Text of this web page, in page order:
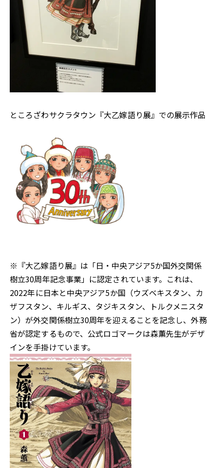
ところざわサクラタウン『大乙嫁語り展』での展示作品
※『大乙嫁語り展』は「日・中央アジア5か国外交関係
樹立30周年記念事業」に認定されています。これは、
2022年に日本と中央アジア5か国（ウズベキスタン、カ
ザフスタン、キルギス、タジキスタン、トルクメニスタ
ン）が外交関係樹立30周年を迎えることを記念し、外務
省が認定するもので、公式ロゴマークは森薫先生がデザ
インを手掛けています。